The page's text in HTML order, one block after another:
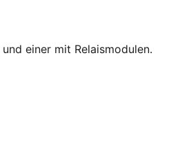
einer mit Relaismodulen.